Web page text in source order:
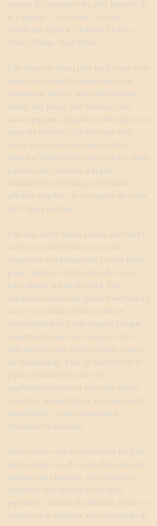
travers les quartiers les plus huppés de
la Capitale : Concorde, Louvre,
Vendôme, Opéra, Champs-Élysées,
Notre-Dame, Tour Eiffel...
Une heure et demi plus tard, vous vous
arrêterez devant la devanture d'un
restaurant italien, votre destination
finale. Sur place, une hôtesse vous
accompagnera jusqu'à la table qui vous
aura été réservée. Un kir vous sera
servi, et vous découvrirez le décor
feutré et théâtral de votre soirée : murs
patinés aux couleurs d'argile,
chandeliers à l'éclairage intimiste,
affiches d'opéras, et costumes de scène
de l'Opéra de Paris.
Une fois votre menu choisi, un (faux)
serveur et une (fausse) serveuse
surgiront soudainement à votre table
pour chanter, à l'attention de votre
bien-aimée, un air d'opéra. Une
expérience musicale qui la touchera au
cœur ! Les deux artistes, tout en
continuant leur performance lyrique,
remettront une rose rouge à votre
dulcinée et vous serviront une coupe
de champagne. Puis, le récital voix et
piano prendra fin sous vos
applaudissements et ceux des autres
convives, laissant place à un moment
inoubliable : votre romantique
demande en mariage.
Après avoir vécu les émotions les plus
incroyables lors de votre demande en
mariage en chanson, vous pourrez
déguster une farandole de mets
parfumés : tartare de daurade royale et
saumon à la mangue avec marinade de